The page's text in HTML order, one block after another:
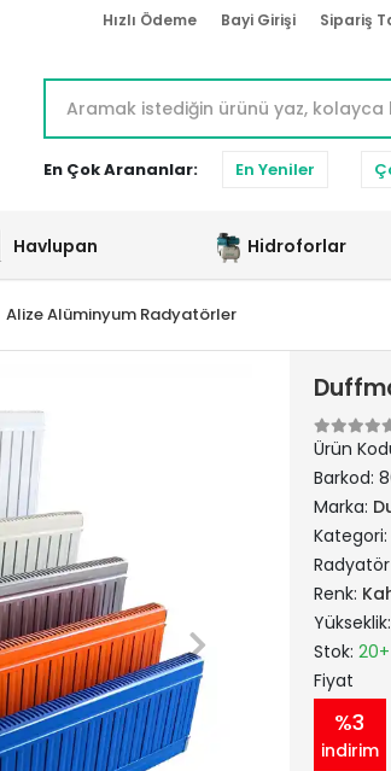
Hızlı Ödeme Bayi Girişi Sipariş
En Çok Arananlar: En Yeniler
Havlupan Hidroforlar
Alize Alüminyum Radyatörler
Ürün
Barkod:
Marka:
Kategori:
Renk:
Yükseklik:
Stok: 20+
Fiyat
%3
indirim